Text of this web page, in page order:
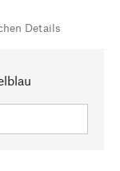
Details